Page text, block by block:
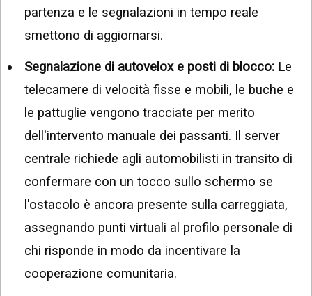
partenza e le segnalazioni in tempo reale
smettono di aggiornarsi.
Segnalazione di autovelox e posti di blocco: Le
telecamere di velocità fisse e mobili, le buche e
le pattuglie vengono tracciate per merito
dell'intervento manuale dei passanti. Il server
centrale richiede agli automobilisti in transito di
confermare con un tocco sullo schermo se
l'ostacolo è ancora presente sulla carreggiata,
assegnando punti virtuali al profilo personale di
chi risponde in modo da incentivare la
cooperazione comunitaria.